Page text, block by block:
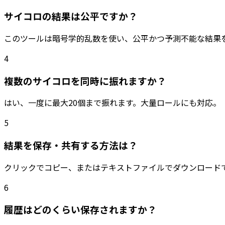
サイコロの結果は公平ですか？
このツールは暗号学的乱数を使い、公平かつ予測不能な結果
4
複数のサイコロを同時に振れますか？
はい、一度に最大20個まで振れます。大量ロールにも対応。
5
結果を保存・共有する方法は？
クリックでコピー、またはテキストファイルでダウンロード
6
履歴はどのくらい保存されますか？